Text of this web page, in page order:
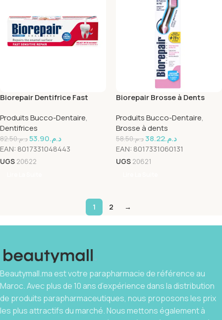
Biorepair Dentifrice Fast
Produits Bucco-Dentaire,
Dentifrices
د.م.82.50 د.م.53.90
EAN: 8017331048443
UGS 20622
Biorepair Brosse à Dents
Produits Bucco-Dentaire,
Brosse à dents
د.م.58.50 د.م.38.22
EAN: 8017331060131
UGS 20621
1 2 →
Beautymall.ma est votre parapharmacie de référence au
Maroc. Avec plus de 10 ans d’expérience dans la distribution
de produits parapharmaceutiques, nous proposons les prix
les plus attractifs du marché. Nous mettons également à